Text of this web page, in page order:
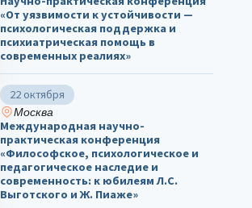
«От уязвимости к устойчивости —
психологическая поддержка и
психиатрическая помощь в
современных реалиях»
22 октября
Москва
Международная научно-
практическая конференция
«Философское, психологическое и
педагогическое наследие и
современность: к юбилеям Л.С.
Выготского и Ж. Пиаже»